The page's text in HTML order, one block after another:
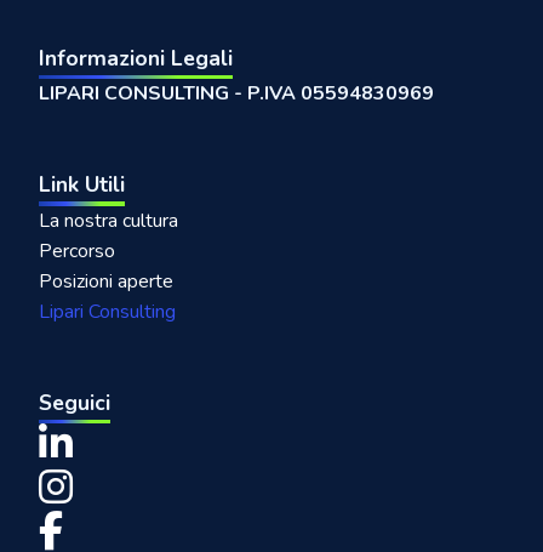
Informazioni Legali
LIPARI CONSULTING - P.IVA 05594830969
Link Utili
La nostra cultura
Percorso
Posizioni aperte
Lipari Consulting
Seguici